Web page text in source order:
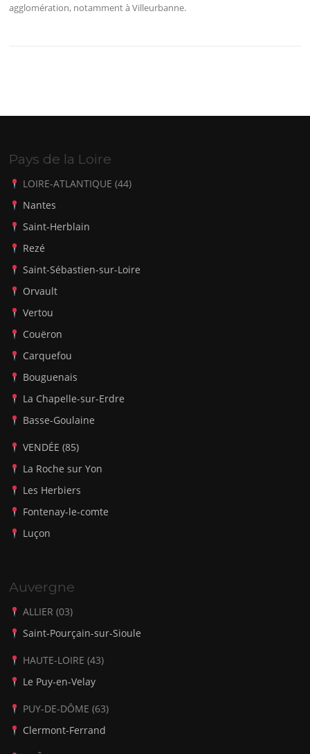
agglomération, notamment à Villeurbanne.
Pays de la Loire
LOIRE-ATLANTIQUE (44)
Nantes
Saint-Herblain
Rezé
Saint-Sébastien-sur-Loire
Orvault
Vertou
Couëron
Carquefou
Bouguenais
La Chapelle-sur-Erdre
Basse-Goulaine
VENDÉE (85)
La Roche sur Yon
Les Herbiers
Fontenay-le-comte
Luçon
Auvergne
ALLIER (03)
Saint-Pourçain-sur-Sioule
HAUTE-LOIRE (43)
Le Puy-en-Velay
PUY-DE-DÔME (63)
Clermont-Ferrand